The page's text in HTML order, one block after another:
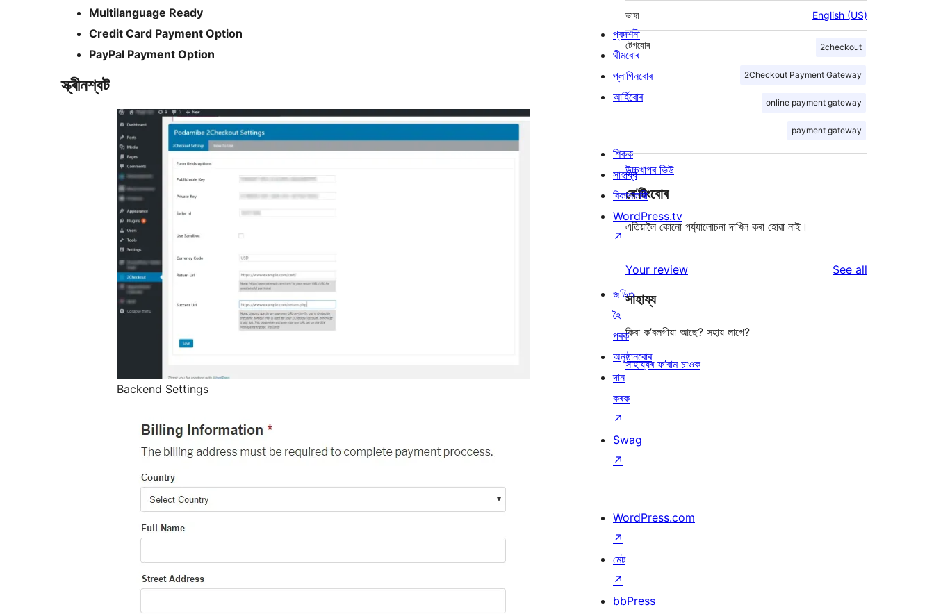
Multilanguage Ready
Credit Card Payment Option
PayPal Payment Option
স্ক্ৰীনশ্বট
Backend Settings
ভাষা English (US)
2checkout
2Checkout Payment Gateway
online payment gateway
payment gateway
টেগবোৰ
উচ্চখাপৰ ভিউ
ৰে’টিংবোৰ
এতিয়ালৈ কোনো পৰ্য্যালোচনা দাখিল কৰা হোৱা নাই।
Your review See all
সাহায্য
কিবা ক’বলগীয়া আছে? সহায় লাগে?
সাহায্যৰ ফ’ৰাম চাওক
প্ৰদৰ্শনী
থীমবোৰ
প্লাগিনবোৰ
আৰ্হিবোৰ
শিকক
সাহায্য
বিকাশকাৰী
WordPress.tv
↗
জড়িত
হৈ
পৰক
অনুষ্ঠানবোৰ
দান
কৰক
↗
Swag
↗
WordPress.com
↗
মেট
↗
bbPress